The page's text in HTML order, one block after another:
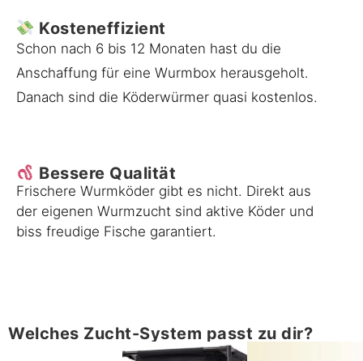
Kosteneffizient
Schon nach 6 bis 12 Monaten hast du die
Anschaffung für eine Wurmbox herausgeholt.
Danach sind die Köderwürmer quasi kostenlos.
Bessere Qualität
Frischere Wurmköder gibt es nicht. Direkt aus
der eigenen Wurmzucht sind aktive Köder und
biss freudige Fische garantiert.
Welches Zucht-System passt zu dir?